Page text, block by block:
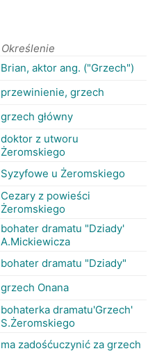
Określenie
Brian, aktor ang. ("Grzech")
przewinienie, grzech
grzech główny
doktor z utworu
Żeromskiego
Syzyfowe u Żeromskiego
Cezary z powieści
Żeromskiego
bohater dramatu "Dziady'
A.Mickiewicza
bohater dramatu "Dziady"
grzech Onana
bohaterka dramatu'Grzech'
S.Żeromskiego
ma zadośćuczynić za grzech